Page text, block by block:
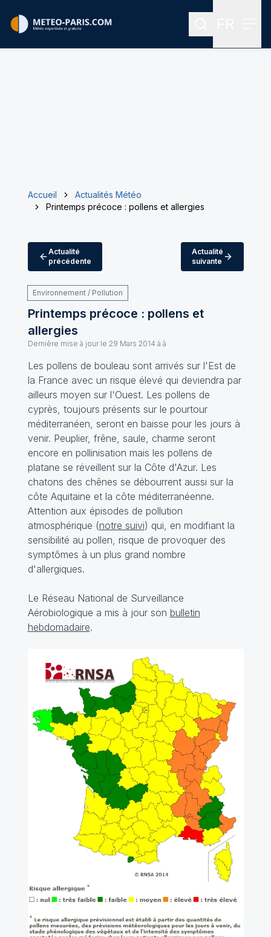
Rechercher
Accueil
Actualités Météo
Printemps précoce : pollens et allergies
Actualité
précédente
Actualité
suivante
Environnement / Pollution
Printemps précoce : pollens et
allergies
Dernière mise à jour le 29 Mars 2014 à à
Les pollens de bouleau sont arrivés sur l'Est de
la France avec un risque élevé qui deviendra par
ailleurs moyen sur l'Ouest. Les pollens de
cyprès, toujours présents sur le pourtour
méditerranéen, seront en baisse pour les jours à
venir. Peuplier, frêne, saule, charme seront
encore en pollinisation mais les pollens de
platane se réveillent sur la Côte d'Azur. Les
chatons des chênes se débourrent aussi sur la
côte Aquitaine et la côte méditerranéenne.
Attention aux épisodes de pollution
atmosphérique (notre suivi) qui, en modifiant la
sensibilité au pollen, risque de provoquer des
symptômes à un plus grand nombre
d'allergiques.
Le Réseau National de Surveillance
Aérobiologique a mis à jour son bulletin
hebdomadaire.